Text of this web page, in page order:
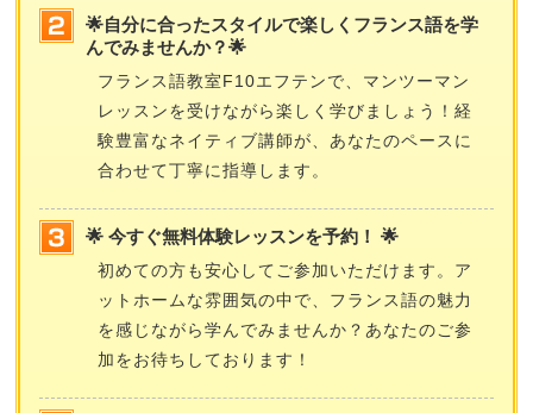
🌟自分に合ったスタイルで楽しくフランス語を学
んでみませんか？🌟
フランス語教室F10エフテンで、マンツーマン
レッスンを受けながら楽しく学びましょう！経
験豊富なネイティブ講師が、あなたのペースに
合わせて丁寧に指導します。
🌟 今すぐ無料体験レッスンを予約！ 🌟
初めての方も安心してご参加いただけます。ア
ットホームな雰囲気の中で、フランス語の魅力
を感じながら学んでみませんか？あなたのご参
加をお待ちしております！